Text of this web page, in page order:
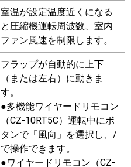
室温が設定温度近くになる
と圧縮機運転周波数、室内
ファン風速を制限します。
フラップが自動的に上下
（または左右）に動きま
す。
●多機能ワイヤードリモコン
（CZ-10RT5C）運転中にボ
タンで「風向」を選択し、/
で操作できます。
●ワイヤードリモコン（CZ-